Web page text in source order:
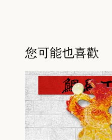
您可能也喜歡